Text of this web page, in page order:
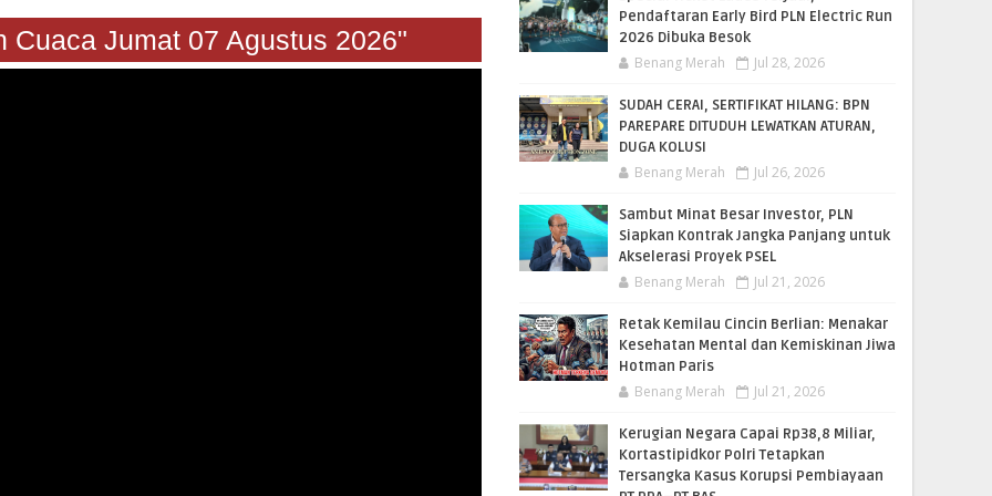
Cuaca Jumat 07 Agustus 2026"
Pendaftaran Early Bird PLN Electric Run
2026 Dibuka Besok
Benang Merah Jul 28, 2026
SUDAH CERAI, SERTIFIKAT HILANG: BPN
PAREPARE DITUDUH LEWATKAN ATURAN,
DUGA KOLUSI
Benang Merah Jul 26, 2026
Sambut Minat Besar Investor, PLN
Siapkan Kontrak Jangka Panjang untuk
Akselerasi Proyek PSEL
Benang Merah Jul 21, 2026
Retak Kemilau Cincin Berlian: Menakar
Kesehatan Mental dan Kemiskinan Jiwa
Hotman Paris
Benang Merah Jul 21, 2026
Kerugian Negara Capai Rp38,8 Miliar,
Kortastipidkor Polri Tetapkan
Tersangka Kasus Korupsi Pembiayaan